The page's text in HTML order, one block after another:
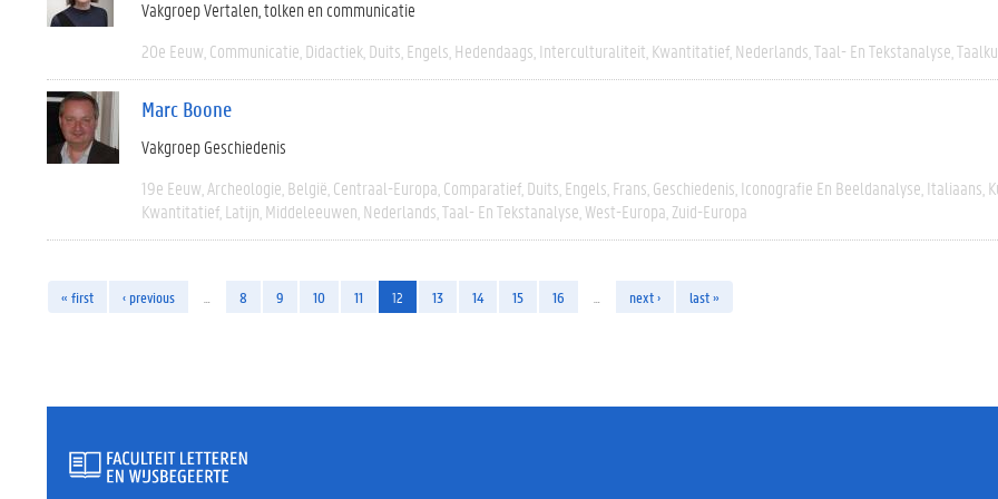
Vakgroep Vertalen, tolken en communicatie
20e Eeuw Communicatie Didactiek Duits Engels Hedendaags Interculturaliteit Kwantitatief Nederlands Taal- En Tekstanalyse
Marc Boone
Vakgroep Geschiedenis
19e Eeuw Archeologie België Centraal-Europa Comparatief Duits Engels Frans Geschiedenis Iconografie En Beeldanalyse Italiaans
Kwantitatief Latijn Middeleeuwen Nederlands Taal- En Tekstanalyse West-Europa Zuid-Europa
« first ‹ previous 8 9 10 11 12 13 14 15 16 next › last »